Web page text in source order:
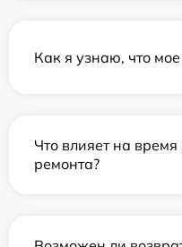
Как я узнаю, что мое
Что влияет на
ремонта?